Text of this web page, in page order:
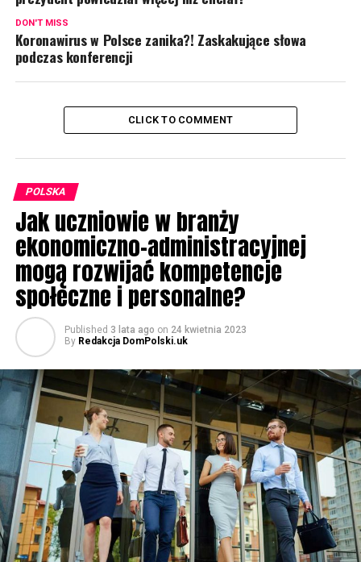
DON'T MISS
Koronawirus w Polsce zanika?! Zaskakujące słowa
podczas konferencji
CLICK TO COMMENT
POLSKA
Jak uczniowie w branży
ekonomiczno-administracyjnej
mogą rozwijać kompetencje
społeczne i personalne?
Published 3 lata ago on 24 kwietnia 2023
By Redakcja DomPolski.uk